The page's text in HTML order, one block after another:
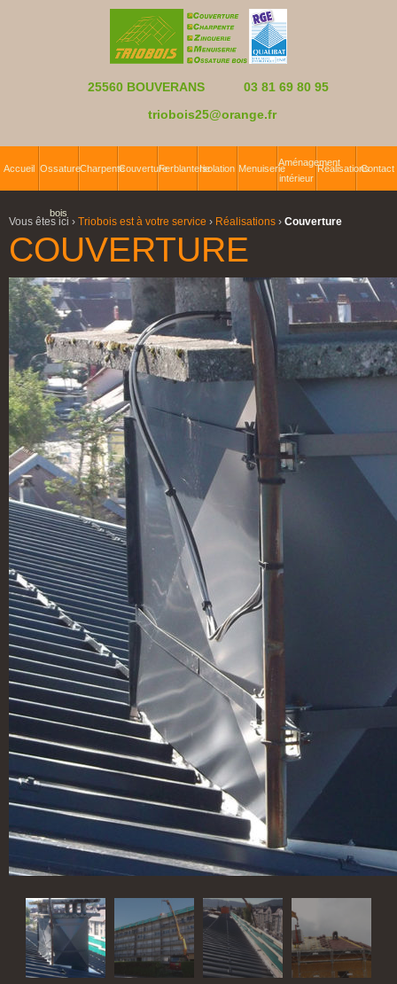
25560 BOUVERANS
03 81 69 80 95
triobois25@orange.fr
Accueil Ossature
bois
CharpenteCouvertureFerblanterieIsolation Menuiserie
Aménagement
intérieur
RéalisationsContact
Vous êtes ici › Triobois est à votre service › Réalisations › Couverture
COUVERTURE